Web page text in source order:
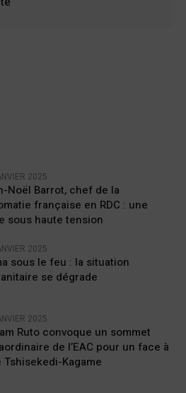
2025
Noël Barrot, chef de la
française en RDC : une
sous haute tension
2025
sous le feu : la situation
se dégrade
2025
Ruto convoque un sommet
de l’EAC pour un face à
Tshisekedi-Kagame